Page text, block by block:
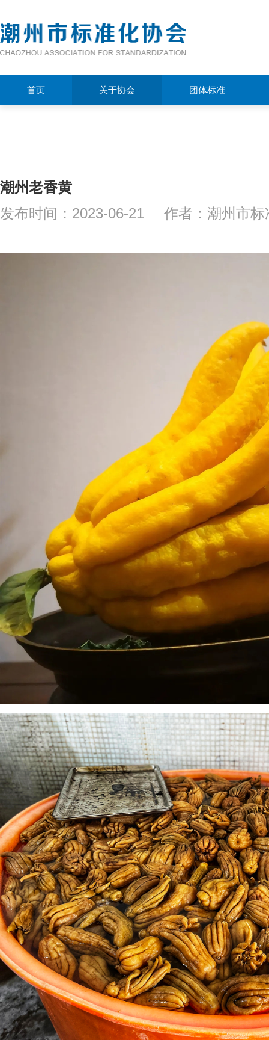
首页 关于协会 团体标准
潮州老香黄
发布时间：2023-06-21
作者：潮州市